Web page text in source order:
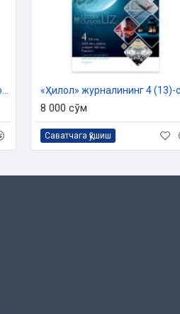
8 000 сўм
Саватчага қўшиш